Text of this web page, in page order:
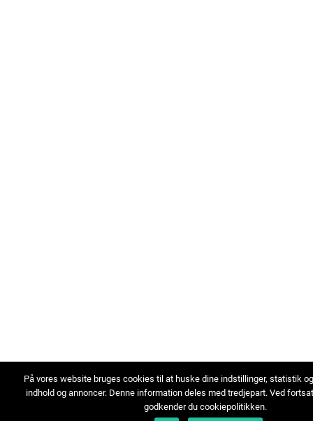
På vores website bruges cookies til at huske dine indstillinger, statistik
indhold og annoncer. Denne information deles med tredjepart. Ved
godkender du cookiepolitikken.